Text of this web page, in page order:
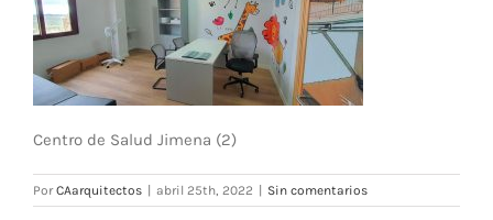
Centro de Salud Jimena (2)
PorCAarquitectos abril 25th, 2022 Sin comentarios